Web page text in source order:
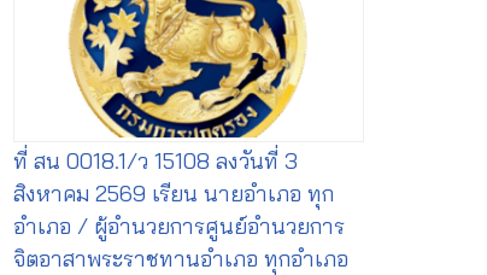
ที่ สน 0018.1/ว 15108 ลงวันที่ 3
สิงหาคม 2569 เรียน นายอำเภอ ทุก
อำเภอ / ผู้อำนวยการศูนย์อำนวยการ
จิตอาสาพระราชทานอำเภอ ทุกอำเภอ